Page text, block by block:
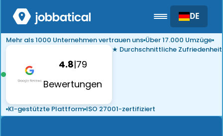
DE
Mehr als 1000 Unternehmen vertrauen uns Über 17.000 Umzüge
4.8|79
Bewertungen
★ Durchschnittliche Zufriedenheit
KI-gestützte Plattform ISO 27001-zertifiziert